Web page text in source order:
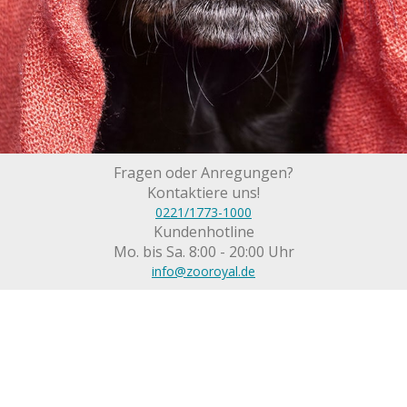
Fragen oder Anregungen?
Kontaktiere uns!
0221/1773-1000
Kundenhotline
Mo. bis Sa. 8:00 - 20:00 Uhr
info@zooroyal.de